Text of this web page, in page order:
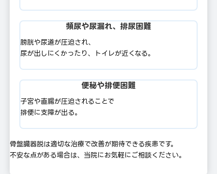
頻尿や尿漏れ、排尿困難
膀胱や尿道が圧迫され、
尿が出しにくかったり、トイレが近くなる。
便秘や排便困難
⼦宮や直腸が圧迫されることで
排便に⽀障が出る。
骨盤臓器脱は適切な治療で改善が期待できる疾患です。
不安な点がある場合は、当院にお気軽にご相談ください。